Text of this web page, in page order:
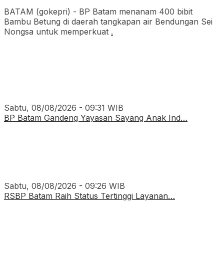
BATAM (gokepri) - BP Batam menanam 400 bibit
Bambu Betung di daerah tangkapan air Bendungan Sei
Nongsa untuk memperkuat .
Sabtu, 08/08/2026 - 09:31 WIB
BP Batam Gandeng Yayasan Sayang Anak Ind…
Sabtu, 08/08/2026 - 09:26 WIB
RSBP Batam Raih Status Tertinggi Layanan…